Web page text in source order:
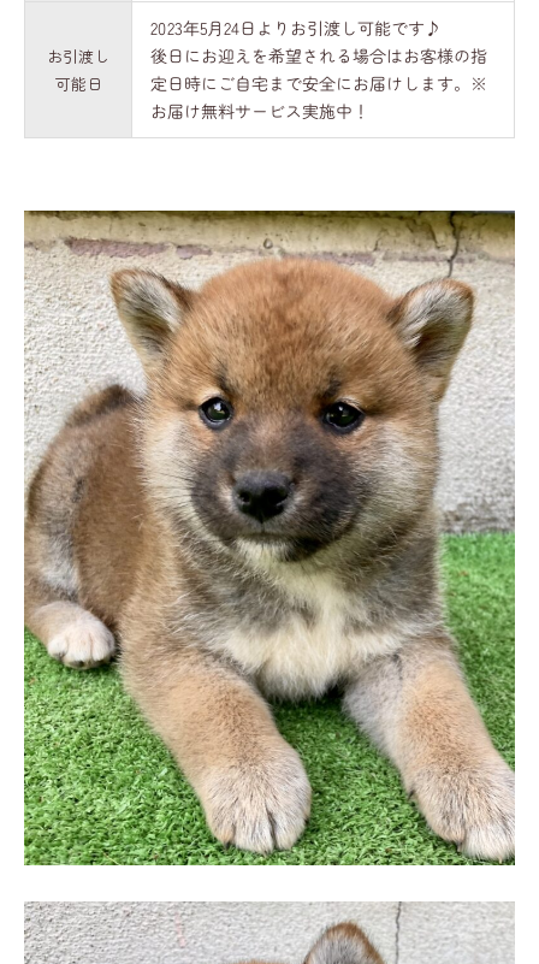
お引渡し
可能日
2023年5月24日よりお引渡し可能です♪
後日にお迎えを希望される場合はお客様の指
定日時にご自宅まで安全にお届けします。※
お届け無料サービス実施中！